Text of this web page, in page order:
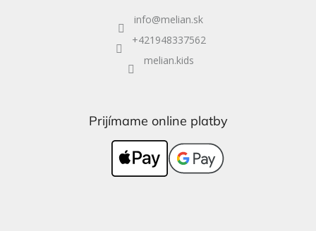
info@melian.sk
+421948337562
melian.kids
Prijímame online platby